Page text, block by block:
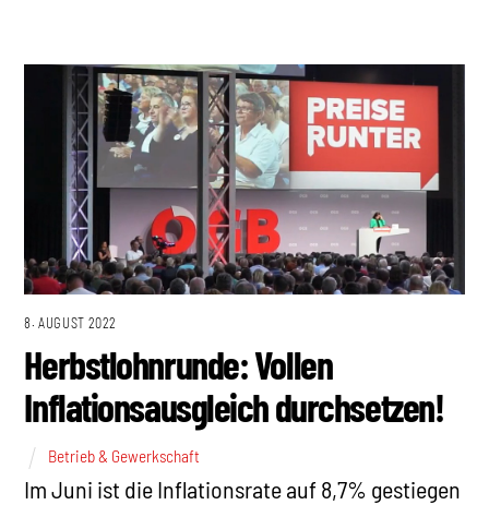
8. AUGUST 2022
Herbstlohnrunde: Vollen
Inflationsausgleich durchsetzen!
Betrieb & Gewerkschaft
Im Juni ist die Inflationsrate auf 8,7% gestiegen